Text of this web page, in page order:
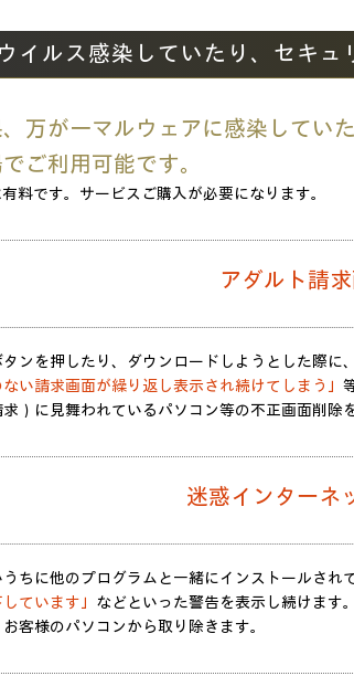
イルス感染していたり、セキュ
万が一マルウェアに感染してい
ご利用可能です。
料です。サービスご購入が必要になります。
アダルト請
ンを押したり、ダウンロードしようとした際に
い請求画面が繰り返し表示され続けてしまう」
）に見舞われているパソコン等の不正画面削除
迷惑インターネ
ちに他のプログラムと一緒にインストールされ
ています」 などといった警告を表示し続けます
客様のパソコンから取り除きます。